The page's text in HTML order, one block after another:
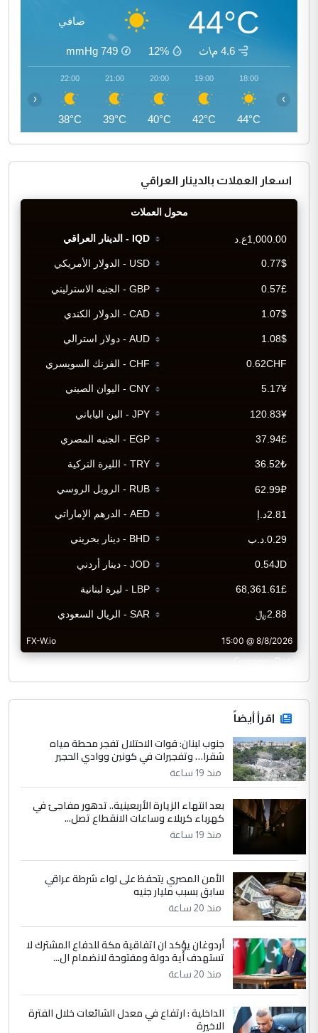
44°C صافي
4.6 م\ث 12%
749
mmHg
18:00
44°C
19:00
42°C
20:00
40°C
21:00
39°C
22:00
38°C
‹ ›
اسعار العملات بالدينار العراقي
CurrencyRate
اقرأ أيضاً
جنوب لبنان: قوات الاحتلال تفجر محطة مياه
شقرا… وتفجيرات في كونين ووادي الحجير
منذ 19 ساعة
بعد انتهاء الزيارة الأربعينية.. تدهور مفاجئ في
كهرباء كربلاء وساعات الانقطاع تصل...
منذ 19 ساعة
الأمن المصري يتحفظ على لواء شرطة عراقي
سابق بسبب مليار جنيه
منذ 20 ساعة
أردوغان يؤكد ان اتفاقية مكة للدفاع المشترك لا
تستهدف أية دولة ومفتوحة لانضمام ال...
منذ 20 ساعة
الداخلية : ارتفاع في معدل الشائعات خلال الفترة
الاخيرة